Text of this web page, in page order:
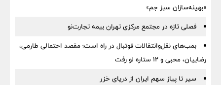
«بهینه‌سازان سبز جم»
فصلی تازه در مجتمع مرکزی تهران بیمه تجارت‌نو
بمب‌های نقل‌وانتقالات فوتبال در راه است؛ مقصد احتمالی طارمی،
رضاییان، محبی و ۱۲ ستاره لو رفت
سیر تا پیاز سهم ایران از دریای خزر